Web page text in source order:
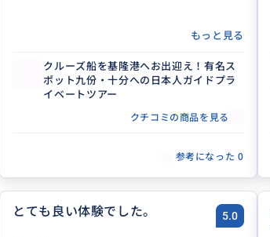
もっと見る
クルーズ船を基隆港へお出迎え！有名ス
ポット九份・十分への日本人ガイドプラ
イベートツアー
クチコミの商品を見る
参考になった 0
とても良い体験でした。 5.0